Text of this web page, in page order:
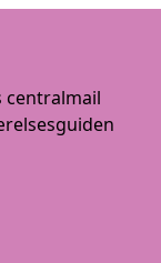
centralmail